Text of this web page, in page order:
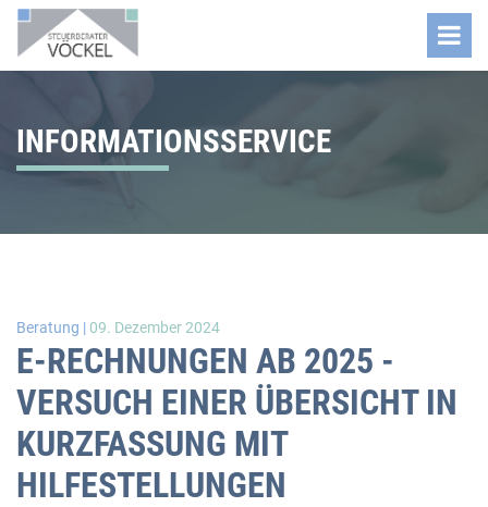
INFORMATIONSSERVICE
Beratung | 09. Dezember 2024
E-RECHNUNGEN AB 2025 -
VERSUCH EINER ÜBERSICHT IN
KURZFASSUNG MIT
HILFESTELLUNGEN